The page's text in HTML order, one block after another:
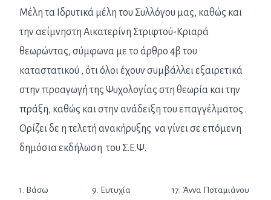
Μέλη τα Ιδρυτικά μέλη του Συλλόγου μας, καθώς και
την αείμνηστη Αικατερίνη Στριφτού-Κριαρά
θεωρώντας, σύμφωνα με το άρθρο 4β του
καταστατικού , ότι όλοι έχουν συμβάλλει εξαιρετικά
στην προαγωγή της Ψυχολογίας στη θεωρία και την
πράξη, καθώς και στην ανάδειξη του επαγγέλματος .
Ορίζει δε η τελετή ανακήρυξης να γίνει σε επόμενη
δημόσια εκδήλωση του Σ.Ε.Ψ.
1. Βάσω
9. Ευτυχία
17. Άννα Ποταμιάνου